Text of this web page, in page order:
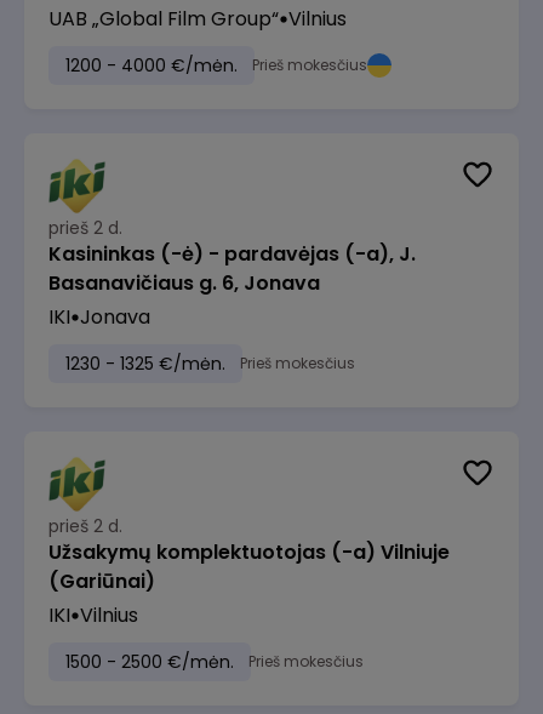
UAB „Global Film Group“ Vilnius
1200 - 4000 €/mėn. Prieš mokesčius
prieš 2 d.
Kasininkas (-ė) - pardavėjas (-a), J.
Basanavičiaus g. 6, Jonava
IKI Jonava
1230 - 1325 €/mėn. Prieš mokesčius
prieš 2 d.
Užsakymų komplektuotojas (-a) Vilniuje
(Gariūnai)
IKI Vilnius
1500 - 2500 €/mėn. Prieš mokesčius